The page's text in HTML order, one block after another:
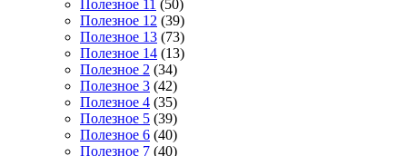
Полезное 11 (50)
Полезное 12 (39)
Полезное 13 (73)
Полезное 14 (13)
Полезное 2 (34)
Полезное 3 (42)
Полезное 4 (35)
Полезное 5 (39)
Полезное 6 (40)
Полезное 7 (40)